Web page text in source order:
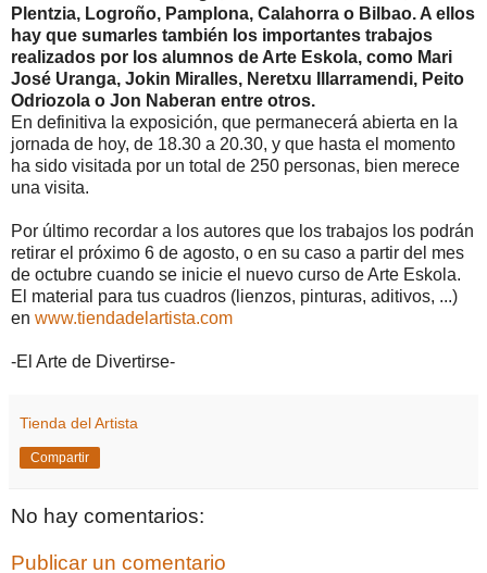
Plentzia, Logroño, Pamplona, Calahorra o Bilbao. A ellos
hay que sumarles también los importantes trabajos
realizados por los alumnos de Arte Eskola, como Mari
José Uranga, Jokin Miralles, Neretxu Illarramendi, Peito
Odriozola o Jon Naberan entre otros.
En definitiva la exposición, que permanecerá abierta en la
jornada de hoy, de 18.30 a 20.30, y que hasta el momento
ha sido visitada por un total de 250 personas, bien merece
una visita.
Por último recordar a los autores que los trabajos los podrán
retirar el próximo 6 de agosto, o en su caso a partir del mes
de octubre cuando se inicie el nuevo curso de Arte Eskola.
El material para tus cuadros (lienzos, pinturas, aditivos, ...)
en www.tiendadelartista.com
-El Arte de Divertirse-
Tienda del Artista
Compartir
No hay comentarios:
Publicar un comentario